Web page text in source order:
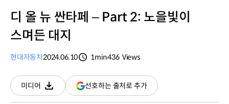
디 올 뉴 싼타페 – Part 2: 노을빛이
스며든 대지
현대자동차2024.06.10
1min436 Views
미디어
다운로드
선호하는 출처로 추가(새
창